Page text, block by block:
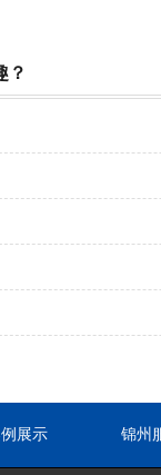
？
展示 锦州